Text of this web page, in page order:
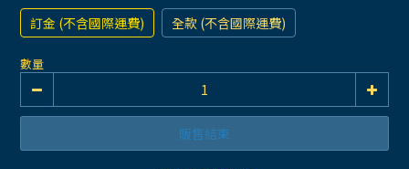
訂金 (不含國際運費) 全款 (不含國際運費)
數量
販售結束